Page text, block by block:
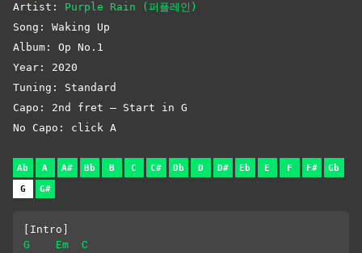
Artist: Purple Rain (퍼플레인)
Song: Waking Up
Album: Op No.1
Year: 2020
Tuning: Standard
Capo: 2nd fret – Start in G
No Capo: click A
Ab A A# Bb B C C# Db D D# Eb E F F# Gb
G G#
[Intro]
G
Em C